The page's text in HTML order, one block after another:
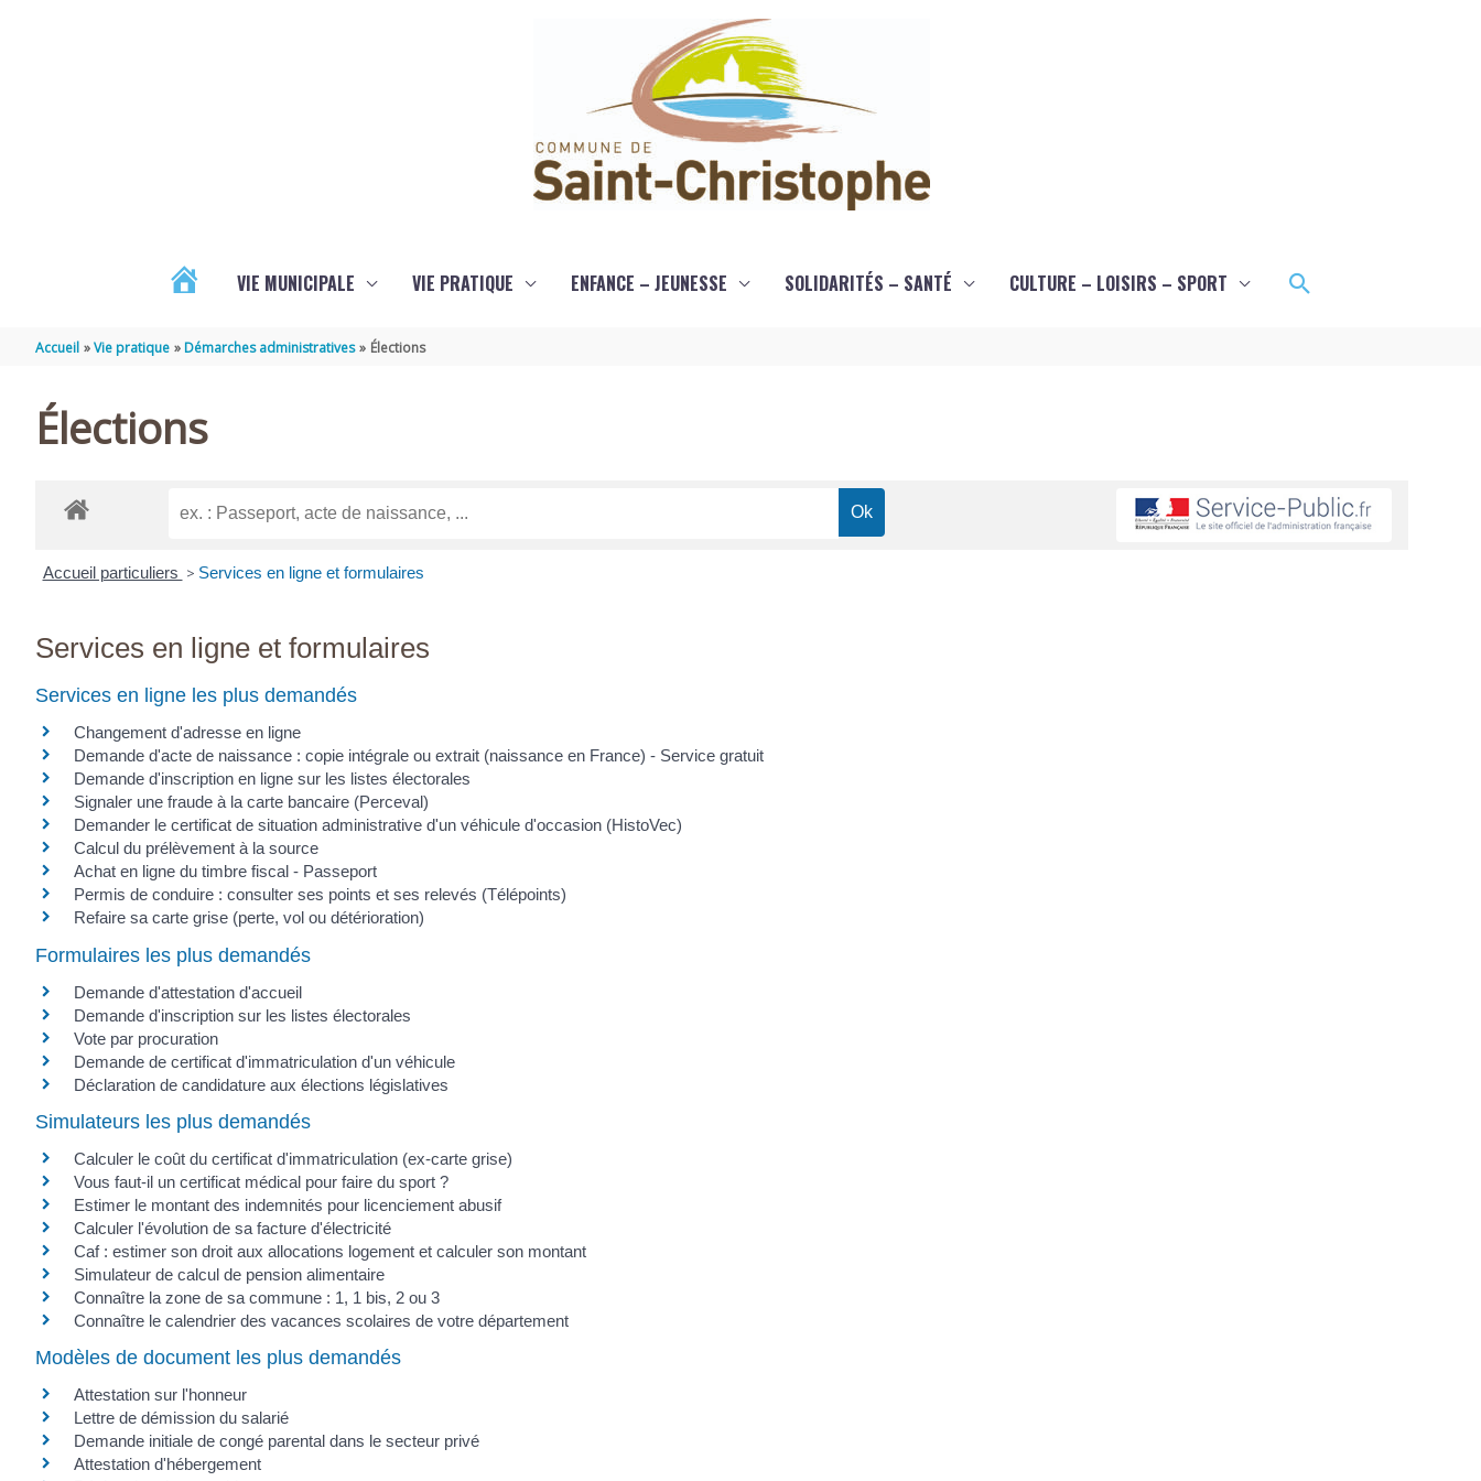
VIE MUNICIPALE VIE PRATIQUE ENFANCE – JEUNESSE SOLIDARITÉS – SANTÉ CULTURE – LOISIRS – SPORT Rechercher
Accueil Vie pratique Démarches administratives Élections
Élections
Accueil particuliers > Services en ligne et formulaires
Services en ligne et formulaires
Services en ligne les plus demandés
Changement d'adresse en ligne
Demande d'acte de naissance : copie intégrale ou extrait (naissance en France) - Service gratuit
Demande d'inscription en ligne sur les listes électorales
Signaler une fraude à la carte bancaire (Perceval)
Demander le certificat de situation administrative d'un véhicule d'occasion (HistoVec)
Calcul du prélèvement à la source
Achat en ligne du timbre fiscal - Passeport
Permis de conduire : consulter ses points et ses relevés (Télépoints)
Refaire sa carte grise (perte, vol ou détérioration)
Formulaires les plus demandés
Demande d'attestation d'accueil
Demande d'inscription sur les listes électorales
Vote par procuration
Demande de certificat d'immatriculation d'un véhicule
Déclaration de candidature aux élections législatives
Simulateurs les plus demandés
Calculer le coût du certificat d'immatriculation (ex-carte grise)
Vous faut-il un certificat médical pour faire du sport ?
Estimer le montant des indemnités pour licenciement abusif
Calculer l'évolution de sa facture d'électricité
Caf : estimer son droit aux allocations logement et calculer son montant
Simulateur de calcul de pension alimentaire
Connaître la zone de sa commune : 1, 1 bis, 2 ou 3
Connaître le calendrier des vacances scolaires de votre département
Modèles de document les plus demandés
Attestation sur l'honneur
Lettre de démission du salarié
Demande initiale de congé parental dans le secteur privé
Attestation d'hébergement